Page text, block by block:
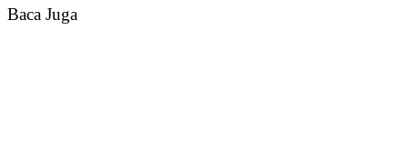
Baca Juga